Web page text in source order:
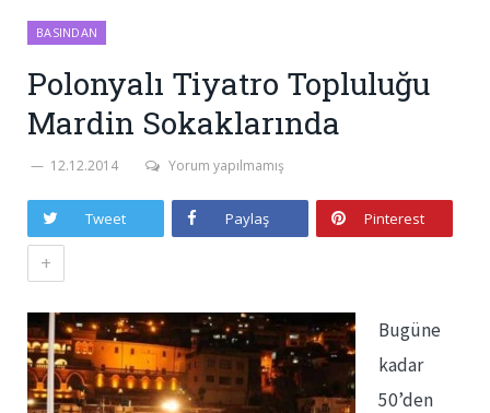
BASINDAN
Polonyalı Tiyatro Topluluğu
Mardin Sokaklarında
12.12.2014 Yorum yapılmamış
Tweet Paylaş Pinterest
+
Bugüne
kadar
50’den